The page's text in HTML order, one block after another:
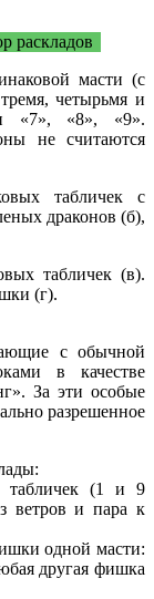
масти (с
четырьмя и
«7», «8», «9».
не считаются
табличек с
драконов (б),
табличек (в).
(г).
с обычной
в качестве
За эти особые
разрешенное
табличек (1 и 9
ветров и пара к
одной масти:
другая фишка